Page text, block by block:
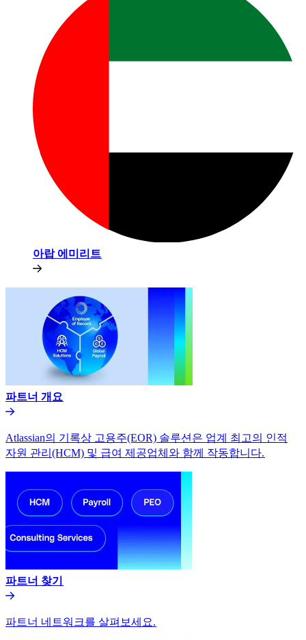
아랍 에미리트​​
파트너 개요​​
Atlassian의 기록상 고용주(EOR) 솔루션은 업계 최고의 인적
자원 관리(HCM) 및 급여 제공업체와 함께 작동합니다.​​
파트너 찾기​​
파트너 네트워크를 살펴보세요.​​